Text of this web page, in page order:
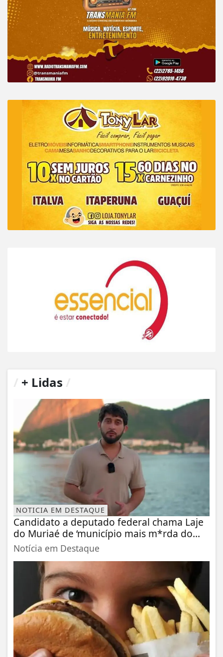
+ Lidas
NOTICIA EM DESTAQUE
Candidato a deputado federal chama Laje
do Muriaé de ‘município mais m*rda do...
Notícia em Destaque